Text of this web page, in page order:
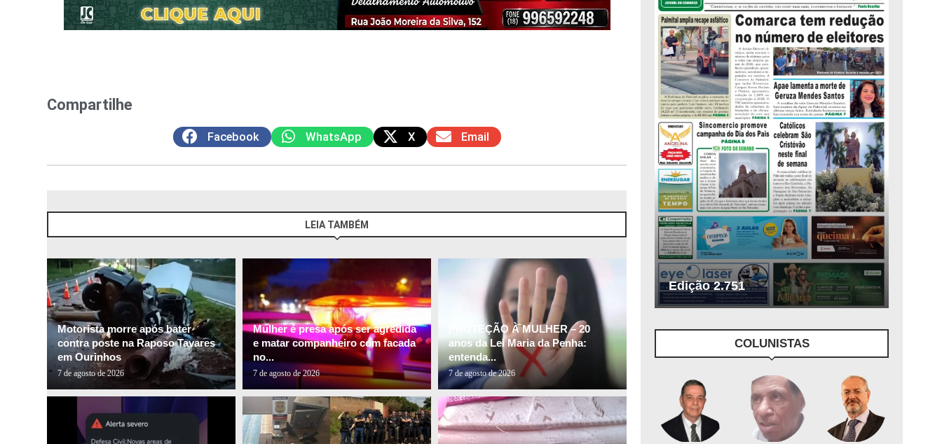
Compartilhe
Facebook WhatsApp X Email
LEIA TAMBÉM
Motorista morre após bater
contra poste na Raposo Tavares
em Ourinhos
7 de agosto de 2026
Mulher é presa após ser agredida
e matar companheiro com facada
no...
7 de agosto de 2026
PROTEÇÃO À MULHER – 20
anos da Lei Maria da Penha:
entenda...
7 de agosto de 2026
Edição 2.751
COLUNISTAS